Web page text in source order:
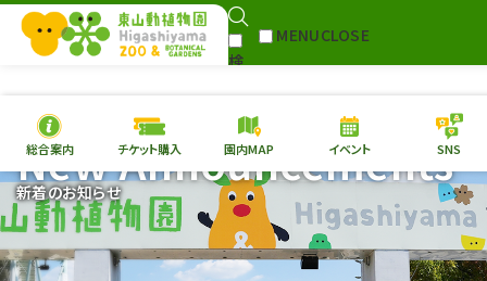
検
MENUCLOSE
本日の開園情報 チケ
園内MAP イベント
総合案内
総合案内 チケット購入 園内MAP イベント SNS
新着のお知らせ
New Announcements